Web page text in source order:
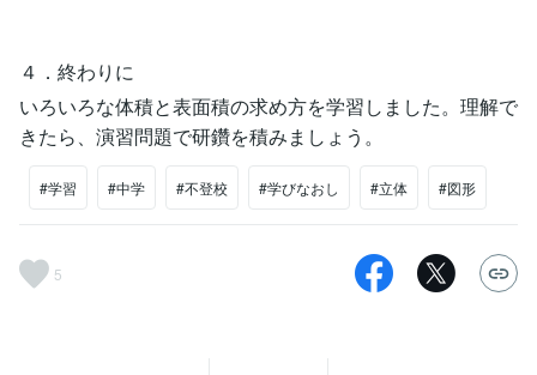
４．終わりに
いろいろな体積と表面積の求め方を学習しました。理解で
きたら、演習問題で研鑽を積みましょう。
#学習 #中学 #不登校 #学びなおし #立体 #図形
5